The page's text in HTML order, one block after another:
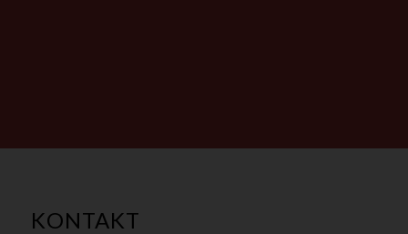
?
KONTAKT